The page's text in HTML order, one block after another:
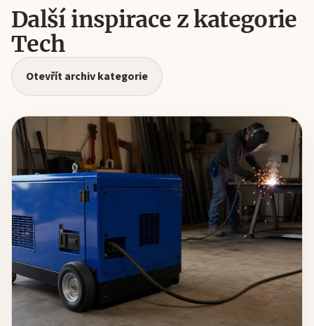
Další inspirace z kategorie
Tech
Otevřít archiv kategorie